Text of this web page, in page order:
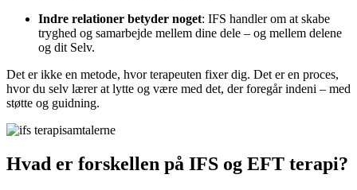
Indre relationer betyder noget: IFS handler om at skabe
tryghed og samarbejde mellem dine dele – og mellem delene
og dit Selv.
Det er ikke en metode, hvor terapeuten fixer dig. Det er en proces,
hvor du selv lærer at lytte og være med det, der foregår indeni – med
støtte og guidning.
Hvad er forskellen på IFS og EFT terapi?